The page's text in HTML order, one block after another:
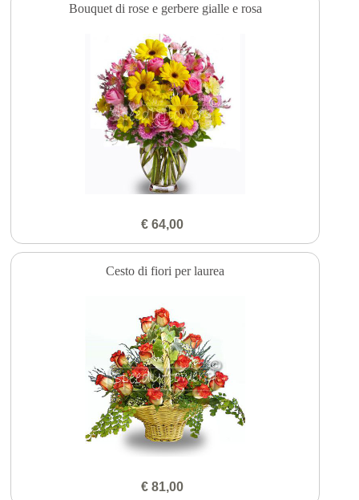
Bouquet di rose e gerbere gialle e rosa
€ 64,00
Cesto di fiori per laurea
€ 81,00